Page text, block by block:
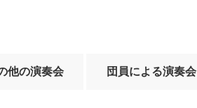
他の演奏会 団員による演奏会